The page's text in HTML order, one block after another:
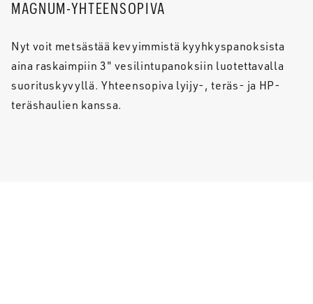
MAGNUM-YHTEENSOPIVA
Nyt voit metsästää kevyimmistä kyyhkyspanoksista
aina raskaimpiin 3" vesilintupanoksiin luotettavalla
suorituskyvyllä. Yhteensopiva lyijy-, teräs- ja HP-
teräshaulien kanssa.